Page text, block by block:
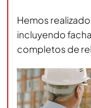
Hemos realizado
incluyendo
completos de